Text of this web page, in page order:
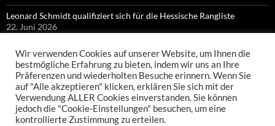
Leonard Schmidt qualifiziert sich für die Hessische Rangliste
22. Juni 2026
Bronze für Colin Bischof bei Hessischen Meisterschaften
21. Juni 2026
Wir verwenden Cookies auf unserer Website, um Ihnen die
bestmögliche Erfahrung zu bieten, indem wir uns an Ihre
Präferenzen und wiederholten Besuche erinnern. Wenn Sie
auf "Alle akzeptieren" klicken, erklären Sie sich mit der
Verwendung ALLER Cookies einverstanden. Sie können
jedoch die "Cookie-Einstellungen" besuchen, um eine
kontrollierte Zustimmung zu erteilen.